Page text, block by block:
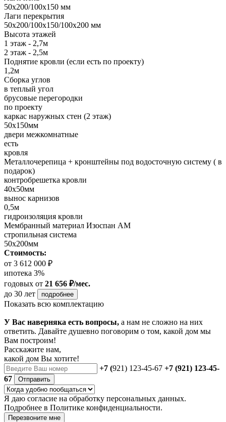
50х200/100х150 мм
Лаги перекрытия
50х200/100х150/100х200 мм
Высота этажей
1 этаж - 2,7м
2 этаж - 2,5м
Поднятие кровли (если есть по проекту)
1,2м
Сборка углов
в теплый угол
брусовые перегородки
по проекту
каркас наружных стен (2 этаж)
50х150мм
двери межкомнатные
есть
кровля
Металлочерепица + кронштейны под водосточную систему ( в
подарок)
контробрешетка кровли
40х50мм
вынос карнизов
0,5м
гидроизоляция кровли
Мембранный материал Изоспан АМ
стропильная система
50х200мм
Стоимость:
от 3 612 000 ₽
ипотека 3%
годовых от 21 656 ₽/мес.
до 30 лет
подробнее
Показать всю комплектацию
У Вас наверняка есть вопросы, а нам не сложно на них
ответить. Давайте душевно поговорим о том, какой дом мы
Вам построим!
Расскажите нам,
какой дом Вы хотите!
+7 (921) 123-45-67 +7 (921) 123-45-
67
Отправить
Я даю согласие на обработку персональных данных.
Подробнее в Политике конфиденциальности.
Перезвоните мне